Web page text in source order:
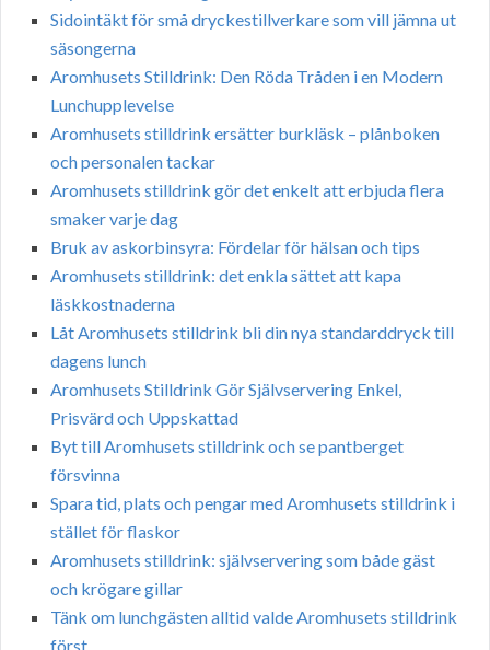
Sidointäkt för små dryckestillverkare som vill jämna ut
säsongerna
Aromhusets Stilldrink: Den Röda Tråden i en Modern
Lunchupplevelse
Aromhusets stilldrink ersätter burkläsk – plånboken
och personalen tackar
Aromhusets stilldrink gör det enkelt att erbjuda flera
smaker varje dag
Bruk av askorbinsyra: Fördelar för hälsan och tips
Aromhusets stilldrink: det enkla sättet att kapa
läskkostnaderna
Låt Aromhusets stilldrink bli din nya standarddryck till
dagens lunch
Aromhusets Stilldrink Gör Självservering Enkel,
Prisvärd och Uppskattad
Byt till Aromhusets stilldrink och se pantberget
försvinna
Spara tid, plats och pengar med Aromhusets stilldrink i
stället för flaskor
Aromhusets stilldrink: självservering som både gäst
och krögare gillar
Tänk om lunchgästen alltid valde Aromhusets stilldrink
först